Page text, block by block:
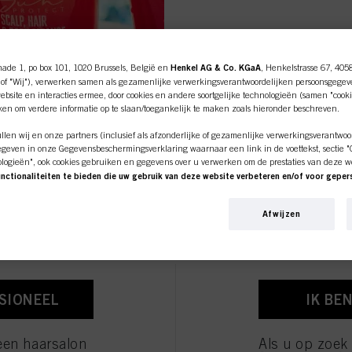
van 10 minuten
met een
shop is exclusief voor
haarsalon
IK
Als u op zoek
1, po box 101, 1020 Brussels, België en Henkel AG & Co. KGaA , Henkelstrasse 67,
"Wij"), verwerken samen als gezamenlijke verwerkingsverantwoordelijken
en interacties ermee, door cookies en andere soortgelijke technologieën (samen
om verdere informatie op te slaan/toegankelijk te maken zoals hieronder beschreven.
wij en onze partners (inclusief als afzonderlijke of gezamenlijke
in onze Gegevensbeschermingsverklaring waarnaar een link in de voettekst, sectie
ook cookies gebruiken en gegevens over u verwerken om de prestaties van deze
te bieden die uw gebruik van deze website verbeteren en/of voor
u aanmaken die verrijkt kunnen worden met gegevens die van derden en andere
de verwerking van uw gegevens in onze Verklaring Gegevensbescherming
Pixel, Vingerafdrukken en vergelijkbare technologieën"). U kunt uw toestemming te allen
op "aanpassen" te klikken.
Afwijzen